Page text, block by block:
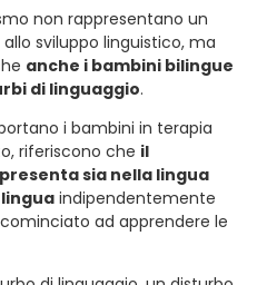
non rappresentano un
sviluppo linguistico, ma
anche i bambini bilingue
di linguaggio.
i bambini in terapia
riferiscono che il
sia nella lingua
indipendentemente
ad apprendere le